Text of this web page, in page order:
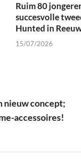
Ruim 80
succesvolle
Hunted in
15/07/2026
nieuw concept;
accessoires!